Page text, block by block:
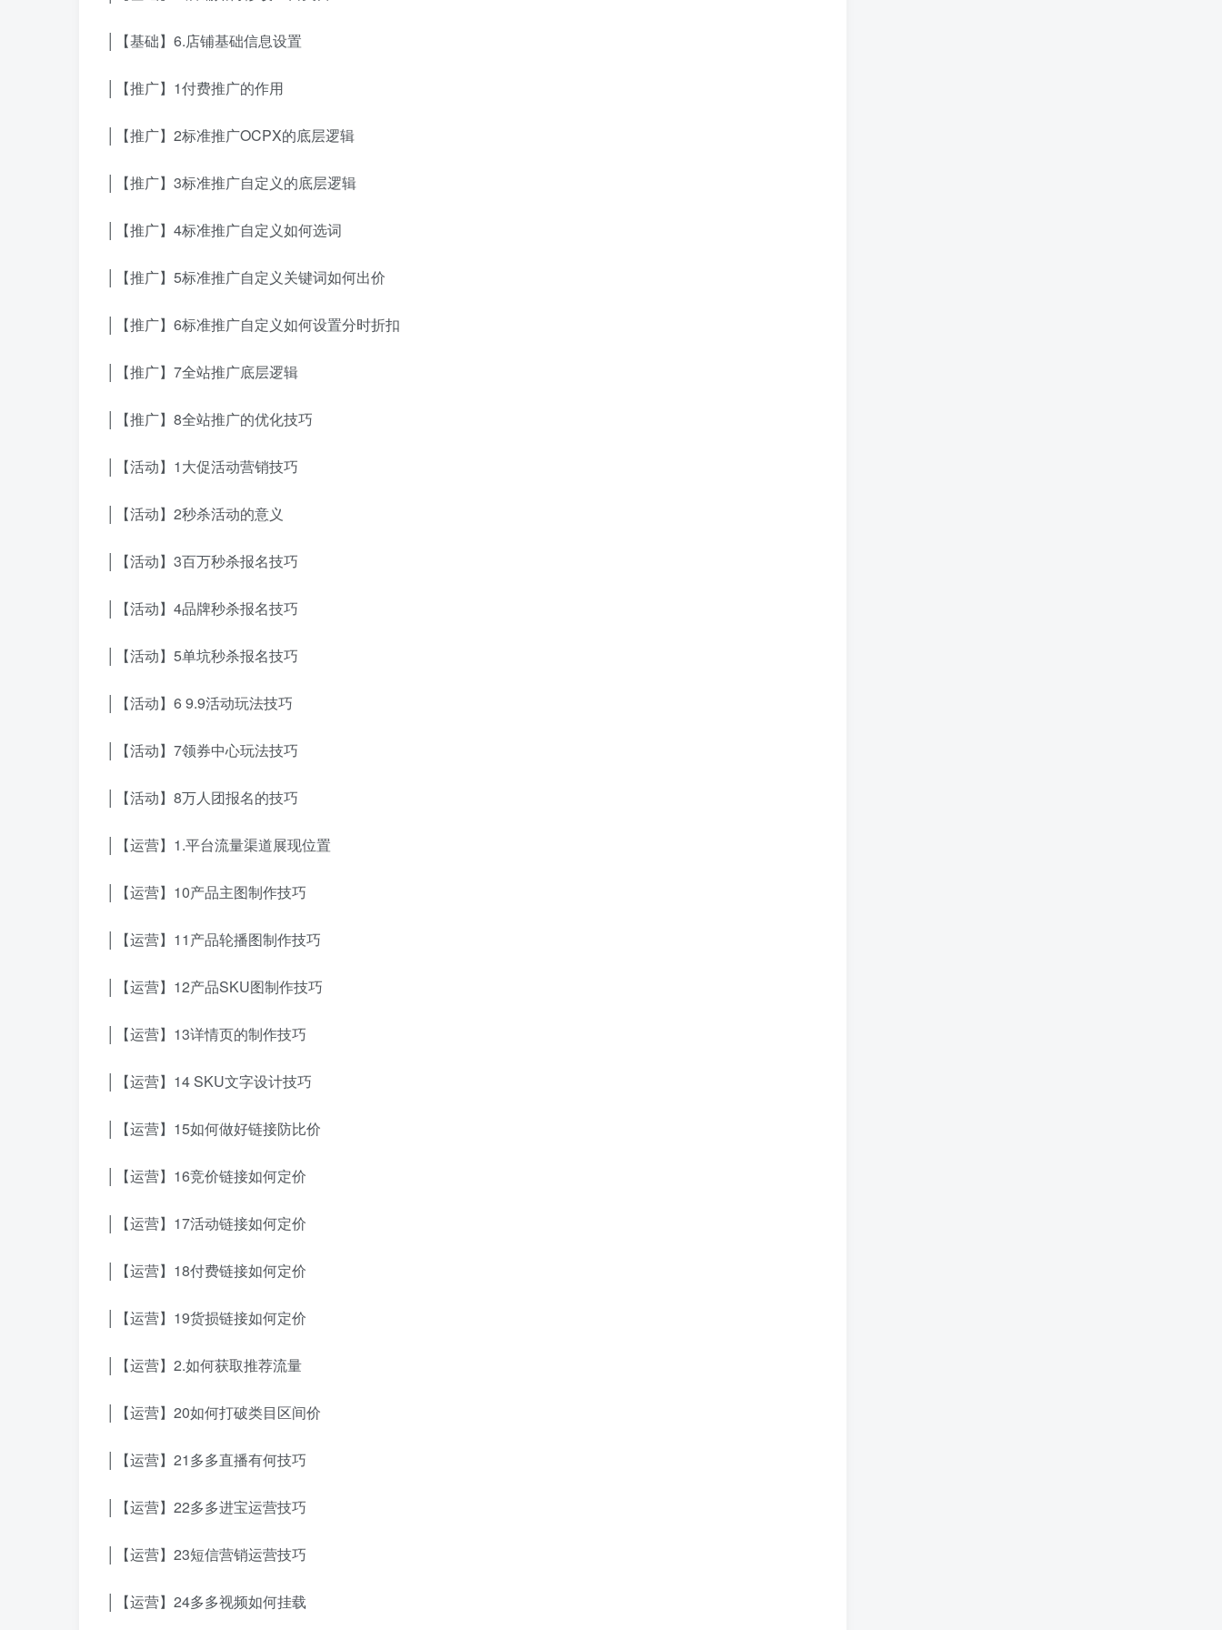
│【基础】6.店铺基础信息设置
│【推广】1付费推广的作用
│【推广】2标准推广OCPX的底层逻辑
│【推广】3标准推广自定义的底层逻辑
│【推广】4标准推广自定义如何选词
│【推广】5标准推广自定义关键词如何出价
│【推广】6标准推广自定义如何设置分时折扣
│【推广】7全站推广底层逻辑
│【推广】8全站推广的优化技巧
│【活动】1大促活动营销技巧
│【活动】2秒杀活动的意义
│【活动】3百万秒杀报名技巧
│【活动】4品牌秒杀报名技巧
│【活动】5单坑秒杀报名技巧
│【活动】6 9.9活动玩法技巧
│【活动】7领券中心玩法技巧
│【活动】8万人团报名的技巧
│【运营】1.平台流量渠道展现位置
│【运营】10产品主图制作技巧
│【运营】11产品轮播图制作技巧
│【运营】12产品SKU图制作技巧
│【运营】13详情页的制作技巧
│【运营】14 SKU文字设计技巧
│【运营】15如何做好链接防比价
│【运营】16竞价链接如何定价
│【运营】17活动链接如何定价
│【运营】18付费链接如何定价
│【运营】19货损链接如何定价
│【运营】2.如何获取推荐流量
│【运营】20如何打破类目区间价
│【运营】21多多直播有何技巧
│【运营】22多多进宝运营技巧
│【运营】23短信营销运营技巧
│【运营】24多多视频如何挂载